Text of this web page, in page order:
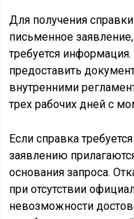
Для получения
письменное
требуется
предоставить
внутренними
трех рабочих дней с
Если справка
заявлению
основания запроса.
при отсутствии
невозможности